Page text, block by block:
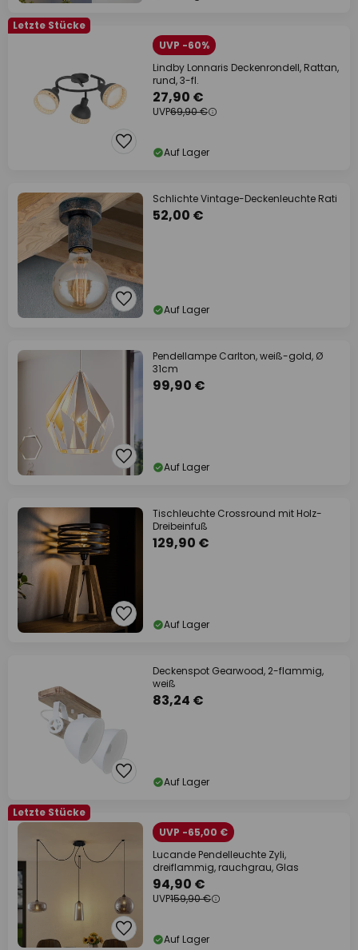
Letzte Stücke
UVP -60%
Lindby Lonnaris Deckenrondell, Rattan,
rund, 3-fl.
27,90 €
UVP69,90 €
Auf Lager
Schlichte Vintage-Deckenleuchte Rati
52,00 €
Auf Lager
Pendellampe Carlton, weiß-gold, Ø
31cm
99,90 €
Auf Lager
Tischleuchte Crossround mit Holz-
Dreibeinfuß
129,90 €
Auf Lager
Deckenspot Gearwood, 2-flammig,
weiß
83,24 €
Auf Lager
Letzte Stücke
UVP -65,00 €
Lucande Pendelleuchte Zyli,
dreiflammig, rauchgrau, Glas
94,90 €
UVP159,90 €
Auf Lager